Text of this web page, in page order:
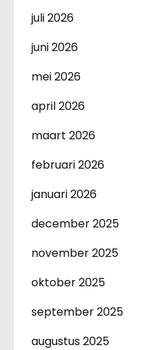
juli 2026
juni 2026
mei 2026
april 2026
maart 2026
februari 2026
januari 2026
december 2025
november 2025
oktober 2025
september 2025
augustus 2025